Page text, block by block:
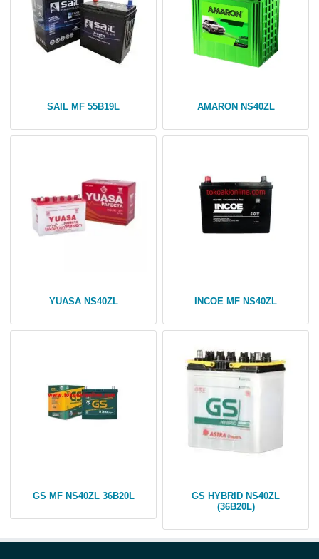
SAIL MF 55B19L AMARON NS40ZL
YUASA NS40ZL INCOE MF NS40ZL
GS MF NS40ZL 36B20L
GS HYBRID NS40ZL
(36B20L)